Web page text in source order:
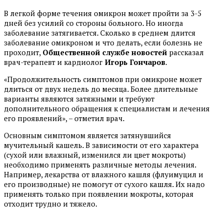
В легкой форме течения омикрон может пройти за 3-5
дней без усилий со стороны больного. Но иногда
заболевание затягивается. Сколько в среднем длится
заболевание омикроном и что делать, если болезнь не
проходит, Общественной службе новостей рассказал
врач-терапевт и кардиолог Игорь Гончаров.
«Продолжительность симптомов при омикроне может
длиться от двух недель до месяца. Более длительные
варианты являются затяжными и требуют
дополнительного обращения к специалистам и лечения
его проявлений», – отметил врач.
Основным симптомом является затянувшийся
мучительный кашель. В зависимости от его характера
(сухой или влажный, изменился ли цвет мокроты)
необходимо применять различные методы лечения.
Например, лекарства от влажного кашля (флуимуцил и
его производные) не помогут от сухого кашля. Их надо
применять только при появлении мокроты, которая
отходит трудно и тяжело.